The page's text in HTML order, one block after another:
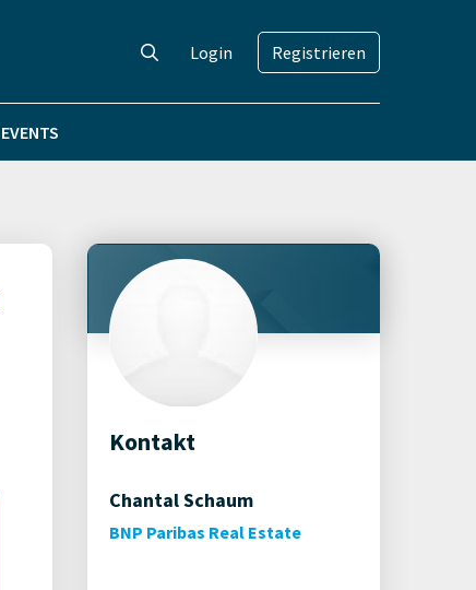
Login Registrieren
EVENTS
Kontakt
Chantal Schaum
BNP Paribas Real Estate